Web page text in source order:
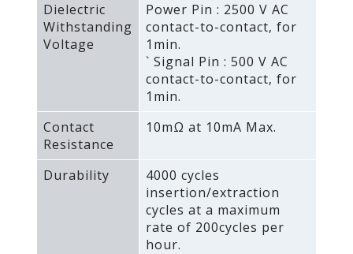
Dielectric
Withstanding
Voltage
Power Pin : 2500 V AC
contact-to-contact‚ for
1min.
` Signal Pin : 500 V AC
contact-to-contact‚ for
1min.
Contact
Resistance
10mΩ at 10mA Max.
Durability
4000 cycles
insertion/extraction
cycles at a maximum
rate of 200cycles per
hour.